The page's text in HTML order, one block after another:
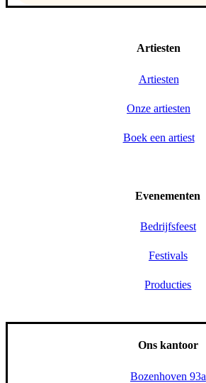
Artiesten
Artiesten
Onze artiesten
Boek een artiest
Evenementen
Bedrijfsfeest
Festivals
Producties
Ons kantoor
Bozenhoven 93a